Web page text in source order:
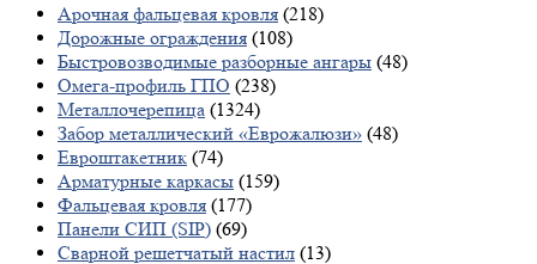
Арочная фальцевая кровля (218)
Дорожные ограждения (108)
Быстровозводимые разборные ангары (48)
Омега-профиль ГПО (238)
Металлочерепица (1324)
Забор металлический «Еврожалюзи» (48)
Евроштакетник (74)
Арматурные каркасы (159)
Фальцевая кровля (177)
Панели СИП (SIP) (69)
Сварной решетчатый настил (13)